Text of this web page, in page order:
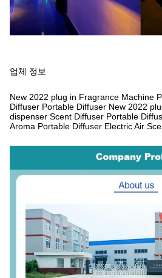
업체 정보
New 2022 plug in Fragrance Machine
Diffuser Portable Diffuser New 2022
dispenser Scent Diffuser Portable
Aroma Portable Diffuser Electric Air